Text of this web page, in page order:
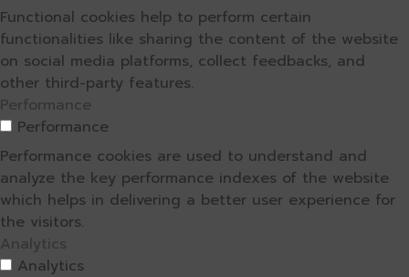
Functional cookies help to perform certain
functionalities like sharing the content of the website
on social media platforms, collect feedbacks, and
other third-party features.
Performance
Performance
Performance cookies are used to understand and
analyze the key performance indexes of the website
which helps in delivering a better user experience for
the visitors.
Analytics
Analytics